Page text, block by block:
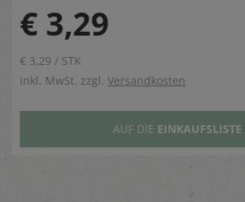
€ 3,29
€ 3,29 / STK
inkl. MwSt. zzgl. Versandkosten
AUF DIE EINKAUFSLISTE